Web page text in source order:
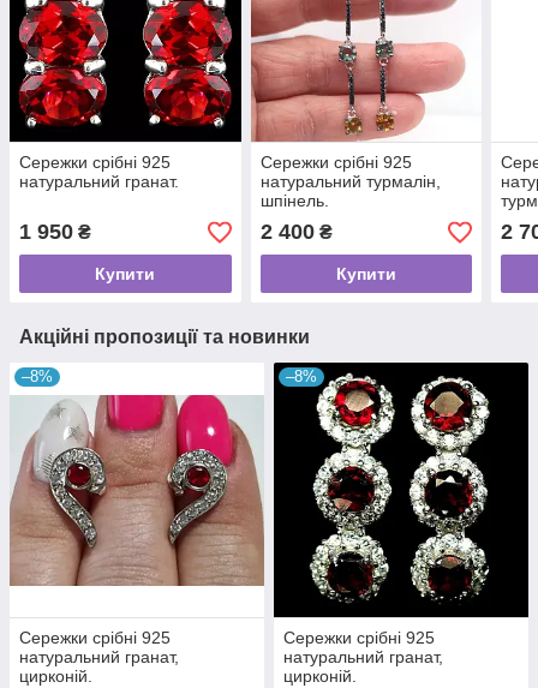
Сережки срібні 925
натуральний гранат.
1 950 ₴
Купити
Сережки срібні 925
натуральний турмалін,
шпінель.
2 400₴
Купити
2
Акційні пропозиції та новинки
–8%
Сережки срібні 925
натуральний гранат,
цирконій.
–8%
Сережки срібні 925
натуральний гранат,
цирконій.